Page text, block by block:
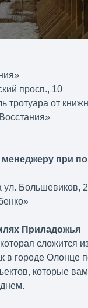
просп., 10
тротуара от
при
ул. Большевиков,
Приладожья
сложится
в городе
которые